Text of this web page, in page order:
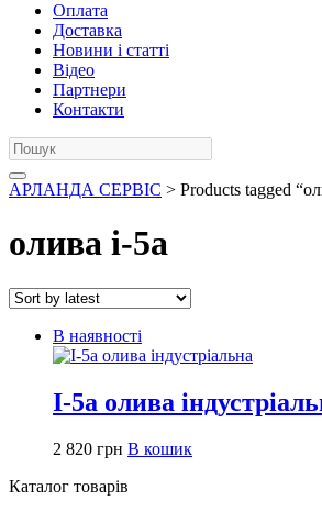
Оплата
Доставка
Новини і статті
Відео
Партнери
Контакти
АРЛАНДА СЕРВІС > Products tagged
олива і-5а
В наявності
І-5а олива
2 820 грн В кошик
Каталог товарів